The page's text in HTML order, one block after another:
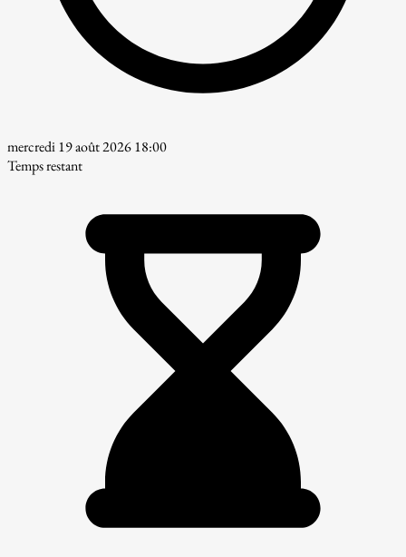
mercredi 19 août 2026 18:00
Temps restant